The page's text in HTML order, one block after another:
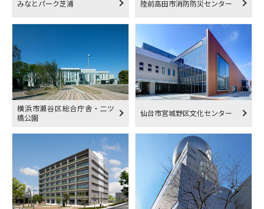
みなとパーク芝浦 陸前高田市消防防災センター
横浜市瀬谷区総合庁舎・二ツ
橋公園
仙台市宮城野区文化センター